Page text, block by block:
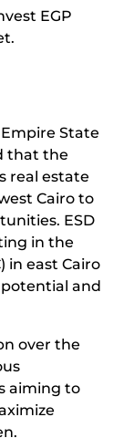
EGP
State
that the
real estate
Cairo to
ESD
in the
in east Cairo
and
over the
aiming to